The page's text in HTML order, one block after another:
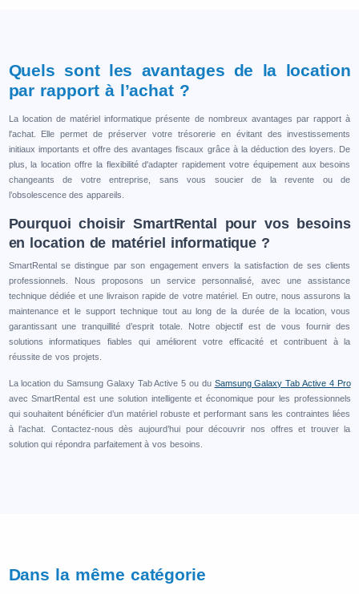
Quels sont les avantages de la location
par rapport à l’achat ?
La location de matériel informatique présente de nombreux avantages par rapport à
l'achat. Elle permet de préserver votre trésorerie en évitant des investissements
initiaux importants et offre des avantages fiscaux grâce à la déduction des loyers. De
plus, la location offre la flexibilité d'adapter rapidement votre équipement aux besoins
changeants de votre entreprise, sans vous soucier de la revente ou de
l’obsolescence des appareils.
Pourquoi choisir SmartRental pour vos besoins
en location de matériel informatique ?
SmartRental se distingue par son engagement envers la satisfaction de ses clients
professionnels. Nous proposons un service personnalisé, avec une assistance
technique dédiée et une livraison rapide de votre matériel. En outre, nous assurons la
maintenance et le support technique tout au long de la durée de la location, vous
garantissant une tranquillité d’esprit totale. Notre objectif est de vous fournir des
solutions informatiques fiables qui améliorent votre efficacité et contribuent à la
réussite de vos projets.
La location du Samsung Galaxy Tab Active 5 ou du Samsung Galaxy Tab Active 4 Pro
avec SmartRental est une solution intelligente et économique pour les professionnels
qui souhaitent bénéficier d’un matériel robuste et performant sans les contraintes liées
à l’achat. Contactez-nous dès aujourd’hui pour découvrir nos offres et trouver la
solution qui répondra parfaitement à vos besoins.
Dans la même catégorie